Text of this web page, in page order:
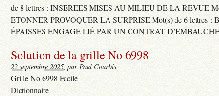
de 8 lettres : INSEREES MISES AU MILIEU DE LA REVUE
ETONNER PROVOQUER LA SURPRISE Mot(s) de 6 lettres :
ÉPAISSES ENGAGE LIÉ PAR UN CONTRAT
Solution de la grille No 6998
22 septembre 2025, par Paul Courbis
Grille No 6998 Facile
Dictionnaire